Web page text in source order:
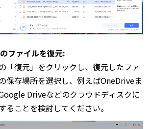
ファイルを復元:
「復元」をクリックし、復元したファ
保存場所を選択し、例えばOneDriveま
Driveなどのクラウドディスクに
ることを検討してください。